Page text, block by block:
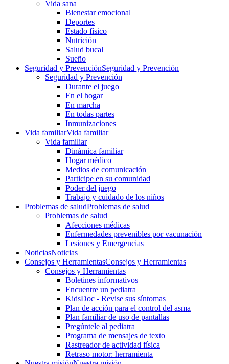
Vida sana
Bienestar emocional
Deportes
Estado físico
Nutrición
Salud bucal
Sueño
Seguridad y PrevenciónSeguridad y Prevención
Seguridad y Prevención
Durante el juego
En el hogar
En marcha
En todas partes
Inmunizaciones
Vida familiarVida familiar
Vida familiar
Dinámica familiar
Hogar médico
Medios de comunicación
Participe en su comunidad
Poder del juego
Trabajo y cuidado de los niños
Problemas de saludProblemas de salud
Problemas de salud
Afecciones médicas
Enfermedades prevenibles por vacunación
Lesiones y Emergencias
NoticiasNoticias
Consejos y HerramientasConsejos y Herramientas
Consejos y Herramientas
Boletines informativos
Encuentre un pediatra
KidsDoc - Revise sus síntomas
Plan de acción para el control del asma
Plan familiar de uso de pantallas
Pregúntele al pediatra
Programa de mensajes de texto
Rastre​​ador de activida​d física
Retraso motor: herramienta